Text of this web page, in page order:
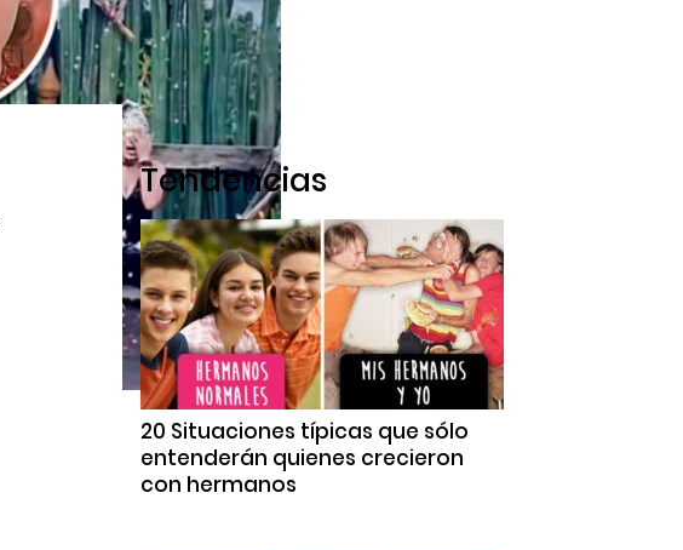
Tendencias
20 Situaciones típicas que sólo
entenderán quienes crecieron
con hermanos